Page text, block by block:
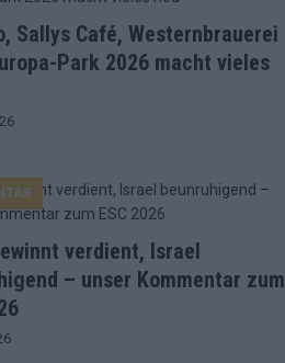
Sallys Café, Westernbrauerei
Park 2026 macht vieles
verdient, Israel
– unser Kommentar zum